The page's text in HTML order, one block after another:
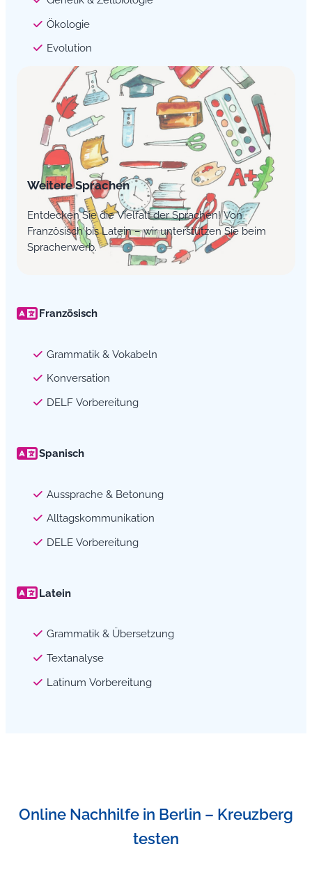
Ökologie
Evolution
Weitere Sprachen
Entdecken Sie die Vielfalt der Sprachen! Von
Französisch bis Latein – wir unterstützen Sie beim
Spracherwerb.
Französisch
Grammatik & Vokabeln
Konversation
DELF Vorbereitung
Spanisch
Aussprache & Betonung
Alltagskommunikation
DELE Vorbereitung
Latein
Grammatik & Übersetzung
Textanalyse
Latinum Vorbereitung
Online Nachhilfe in Berlin – Kreuzberg
testen